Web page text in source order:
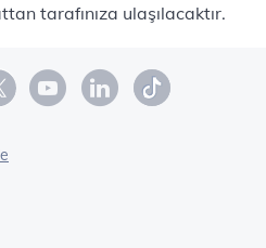
tarafınıza ulaşılacaktır.